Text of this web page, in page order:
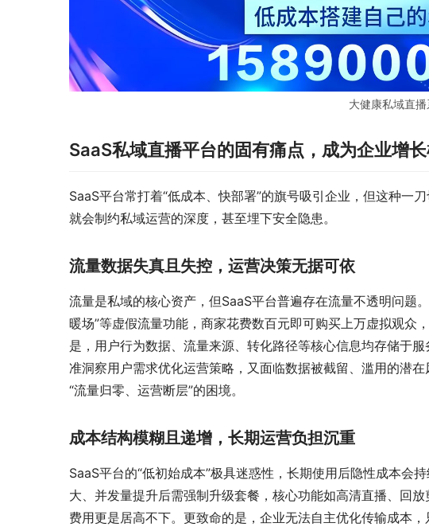
大健康私域直
SaaS私域直播平台的固有痛点，成为企业增
SaaS平台常打着“低成本、快部署”的旗号吸引企业，但这种一
就会制约私域运营的深度，甚至埋下安全隐患。
流量数据失真且失控，运营决策无据可依
流量是私域的核心资产，但SaaS平台普遍存在流量不透明问题
暖场”等虚假流量功能，商家花费数百元即可购买上万虚拟观众
是，用户行为数据、流量来源、转化路径等核心信息均存储于
准洞察用户需求优化运营策略，又面临数据被截留、滥用的潜
“流量归零、运营断层”的困境。
成本结构模糊且递增，长期运营负担沉重
SaaS平台的“低初始成本”极具迷惑性，长期使用后隐性成本会
大、并发量提升后需强制升级套餐，核心功能如高清直播、回
费用更是居高不下。更致命的是，企业无法自主优化传输成本